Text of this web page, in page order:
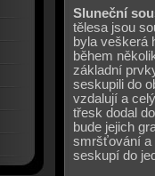
Sluneční
tělesa jsou
byla veškerá
během
základní
seskupili do
vzdalují a
třesk dodal
bude jejich
smršťování a
seskupí do